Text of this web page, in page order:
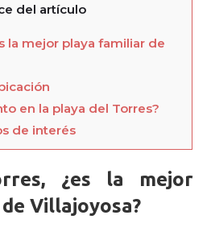
del artículo
la mejor playa familiar de
en la playa del Torres?
de interés
¿es la mejor
Villajoyosa?